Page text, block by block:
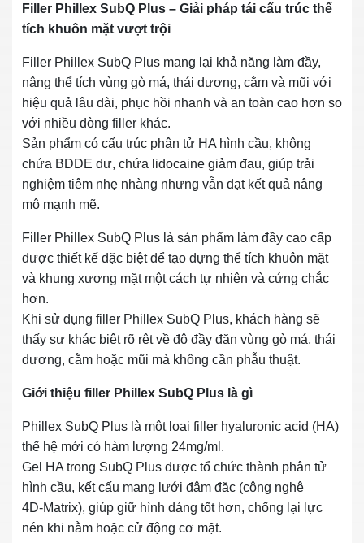
Filler Phillex SubQ Plus – Giải pháp tái cấu trúc thể
tích khuôn mặt vượt trội
Filler Phillex SubQ Plus mang lại khả năng làm đầy,
nâng thể tích vùng gò má, thái dương, cằm và mũi với
hiệu quả lâu dài, phục hồi nhanh và an toàn cao hơn so
với nhiều dòng filler khác.
Sản phẩm có cấu trúc phân tử HA hình cầu, không
chứa BDDE dư, chứa lidocaine giảm đau, giúp trải
nghiệm tiêm nhẹ nhàng nhưng vẫn đạt kết quả nâng
mô mạnh mẽ.
Filler Phillex SubQ Plus là sản phẩm làm đầy cao cấp
được thiết kế đặc biệt để tạo dựng thể tích khuôn mặt
và khung xương mặt một cách tự nhiên và cứng chắc
hơn.
Khi sử dụng filler Phillex SubQ Plus, khách hàng sẽ
thấy sự khác biệt rõ rệt về độ đầy đặn vùng gò má, thái
dương, cằm hoặc mũi mà không cần phẫu thuật.
Giới thiệu filler Phillex SubQ Plus là gì
Phillex SubQ Plus là một loại filler hyaluronic acid (HA)
thế hệ mới có hàm lượng 24mg/ml.
Gel HA trong SubQ Plus được tổ chức thành phân tử
hình cầu, kết cấu mạng lưới đậm đặc (công nghệ
4D‑Matrix), giúp giữ hình dáng tốt hơn, chống lại lực
nén khi nằm hoặc cử động cơ mặt.